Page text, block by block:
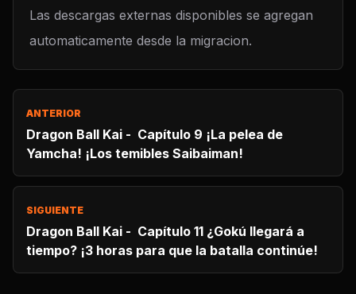
Las descargas externas disponibles se agregan
automaticamente desde la migracion.
ANTERIOR
Dragon Ball Kai - Capítulo 9 ¡La pelea de
Yamcha! ¡Los temibles Saibaiman!
SIGUIENTE
Dragon Ball Kai - Capítulo 11 ¿Gokú llegará a
tiempo? ¡3 horas para que la batalla continúe!